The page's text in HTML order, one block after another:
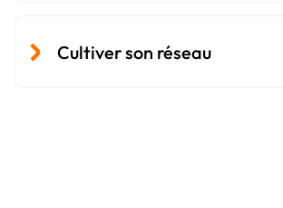
Cultiver son réseau